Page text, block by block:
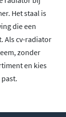
Het staal is
die een
Als cv-radiator
zonder
en kies